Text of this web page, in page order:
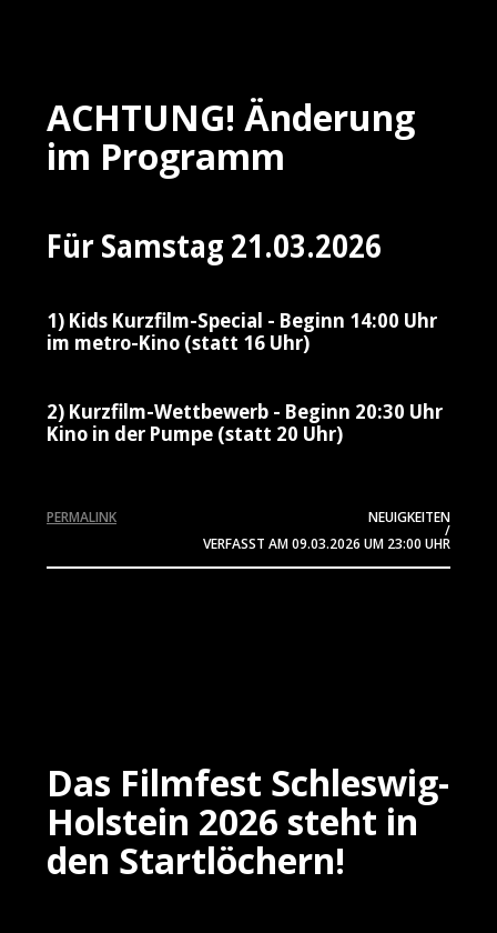
ACHTUNG! Änderung
im Programm
Für Samstag 21.03.2026
1) Kids Kurzfilm-Special - Beginn 14:00 Uhr
im metro-Kino (statt 16 Uhr)
2) Kurzfilm-Wettbewerb - Beginn 20:30 Uhr
Kino in der Pumpe (statt 20 Uhr)
NEUIGKEITEN
/
VERFASST AM09.03.2026 UM 23:00 UHR
PERMALINK
Das Filmfest Schleswig-
Holstein 2026 steht in
den Startlöchern!